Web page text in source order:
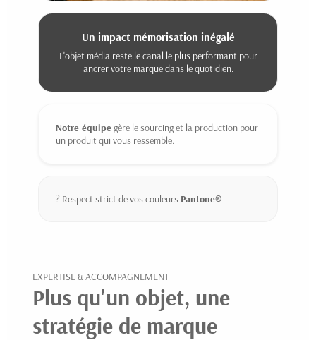
Un impact mémorisation inégalé
L'objet média reste le canal le plus performant pour
ancrer votre marque dans le quotidien.
Notre équipegère le sourcing et la production pour
un produit qui vous ressemble.
? Respect strict de vos couleurs Pantone®
EXPERTISE & ACCOMPAGNEMENT
Plus qu'un objet, une
stratégie de marque